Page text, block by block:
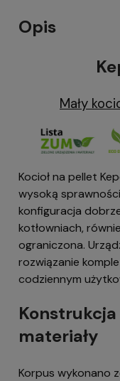
Opis
Mały
Kocioł na pellet
wysoką
konfiguracja
kotłowniach,
ograniczona.
rozwiązanie
codziennym
materiały
Korpus wykonano